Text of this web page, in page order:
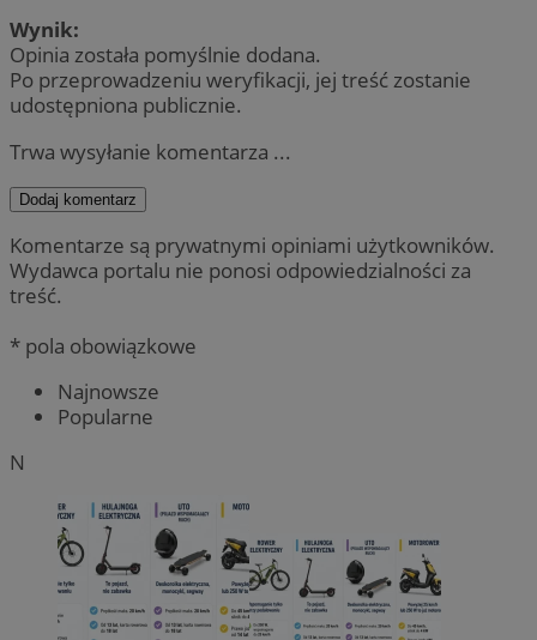
Wynik:
Opinia została pomyślnie dodana.
Po przeprowadzeniu weryfikacji, jej treść zostanie
udostępniona publicznie.
Trwa wysyłanie komentarza ...
Dodaj komentarz
Komentarze są prywatnymi opiniami użytkowników.
Wydawca portalu nie ponosi odpowiedzialności za
treść.
* pola obowiązkowe
Najnowsze
Popularne
N